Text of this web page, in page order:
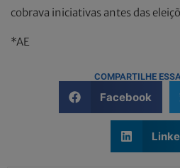
cobrava iniciativas antes das
*AE
COMPARTILHE
Facebook